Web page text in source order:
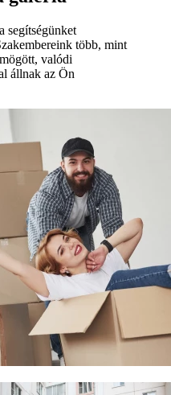
segítségünket
több, mint
valódi
állnak az Ön